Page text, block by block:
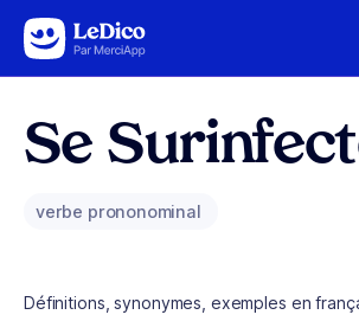
Aller au contenu
Se
verbe prononominal
Définitions, synonymes, exemples en